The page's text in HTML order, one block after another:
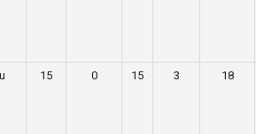
15 0 15 3 18